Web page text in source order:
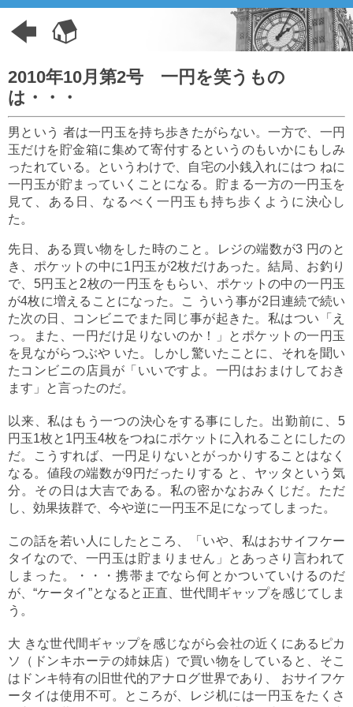
2010年10月第2号 一円を笑うもの
は・・・
男という 者は一円玉を持ち歩きたがらない。一方で、一円
玉だけを貯金箱に集めて寄付するというのもいかにもしみ
ったれている。というわけで、自宅の小銭入れにはつ ねに
一円玉が貯まっていくことになる。貯まる一方の一円玉を
見て、ある日、なるべく一円玉も持ち歩くように決心し
た。
先日、ある買い物をした時のこと。レジの端数が3 円のと
き、ポケットの中に1円玉が2枚だけあった。結局、お釣り
で、5円玉と2枚の一円玉をもらい、ポケットの中の一円玉
が4枚に増えることになった。こ ういう事が2日連続で続い
た次の日、コンビニでまた同じ事が起きた。私はつい「え
っ。また、一円だけ足りないのか！」とポケットの一円玉
を見ながらつぶや いた。しかし驚いたことに、それを聞い
たコンビニの店員が「いいですよ。一円はおまけしておき
ます」と言ったのだ。
以来、私はもう一つの決心をする事にした。出勤前に、5
円玉1枚と1円玉4枚をつねにポケットに入れることにしたの
だ。こうすれば、一円足りないとがっかりすることはなく
なる。値段の端数が9円だったりする と、ヤッタという気
分。その日は大吉である。私の密かなおみくじだ。ただ
し、効果抜群で、今や逆に一円玉不足になってしまった。
この話を若い人にしたところ、「いや、私はおサイフケー
タイなので、一円玉は貯まりません」とあっさり言われて
しまった。・・・携帯までなら何とかついていけるのだ
が、“ケータイ”となると正直、世代間ギャップを感じてしま
う。
大 きな世代間ギャップを感じながら会社の近くにあるピカ
ソ（ドンキホーテの姉妹店）で買い物をしていると、そこ
はドンキ特有の旧世代的アナログ世界であり、 おサイフケ
ータイは使用不可。ところが、レジ机には一円玉をたくさ